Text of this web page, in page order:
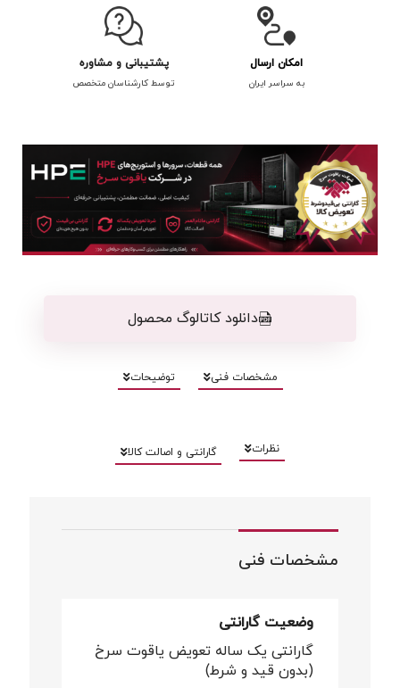
امکان ارسال
به سراسر ایران
پشتیبانی و مشاوره
توسط کارشناسان متخصص
دانلود کاتالوگ محصول
مشخصات فنی توضیحات
نظرات گارانتی و اصالت کالا
مشخصات فنی
وضعیت گارانتی
گارانتی یک ساله تعویض یاقوت سرخ
(بدون قید و شرط)